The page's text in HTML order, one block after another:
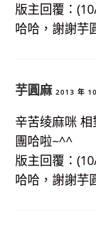
版主回覆：
哈哈，謝謝芋
芋圓麻 2013 年
辛苦绫麻咪
團哈啦~^^
版主回覆：
哈哈，謝謝芋